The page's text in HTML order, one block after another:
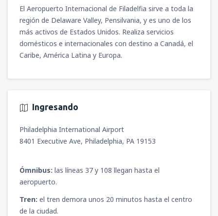
Benitez
DESDE 655427 CLP
desdeSantiago de Chile, Arturo Merino
Benitez (SCL)
822972
El Aeropuerto Internacional de Filadelfia sirve a toda la
región de Delaware Valley, Pensilvania, y es uno de los
más activos de Estados Unidos. Realiza servicios
domésticos e internacionales con destino a Canadá, el
Caribe, América Latina y Europa.
Ingresando
Philadelphia International Airport
8401 Executive Ave, Philadelphia, PA 19153
Ómnibus: las líneas 37 y 108 llegan hasta el
aeropuerto.
Tren: el tren demora unos 20 minutos hasta el centro
de la ciudad.